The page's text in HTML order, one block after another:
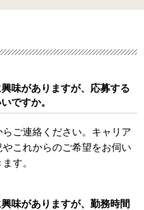
味がありますが、応募する
ですか。
らご連絡ください。キャリア
これからのご希望をお伺い
す。
味がありますが、勤務時間